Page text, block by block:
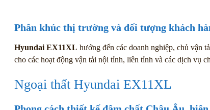
Phân khúc thị trường và đối tượng khách
Hyundai EX11XL hướng đến các doanh nghiệp, chủ vận
cho các hoạt động vận tải nội tỉnh, liên tỉnh và các dịch vụ
Ngoại thất Hyundai EX11XL